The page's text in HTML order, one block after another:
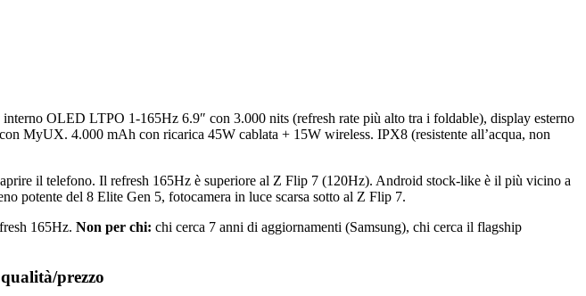
OLED LTPO 1-165Hz 6.9″ con 3.000 nits (refresh rate più alto tra i foldable), display esterno
MyUX. 4.000 mAh con ricarica 45W cablata + 15W wireless. IPX8 (resistente all’acqua, non
il telefono. Il refresh 165Hz è superiore al Z Flip 7 (120Hz). Android stock-like è il più vicino a
potente del 8 Elite Gen 5, fotocamera in luce scarsa sotto al Z Flip 7.
165Hz. Non per chi: chi cerca 7 anni di aggiornamenti (Samsung), chi cerca il flagship
prezzo